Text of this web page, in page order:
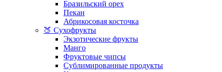
Бразильский орех
Пекан
Абрикосовая косточка
🍑 Сухофрукты
Экзотические фрукты
Манго
Фруктовые чипсы
Сублимированные продукты